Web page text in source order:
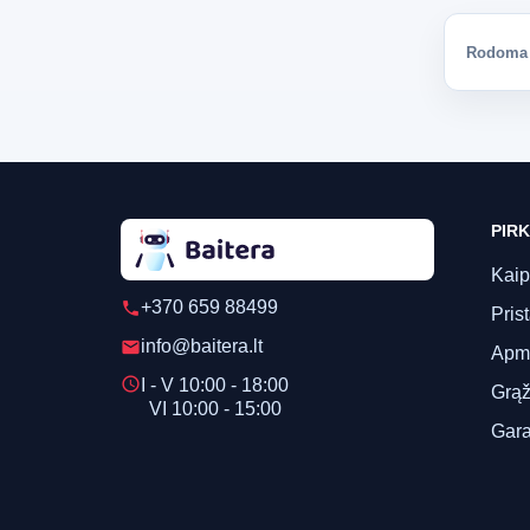
phone+370 659 88499
emailinfo@baitera.lt
schedule I - V 10:00 - 18:00
VI 10:00 - 15:00